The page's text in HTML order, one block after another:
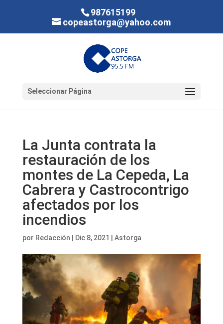
987615199
copeastorga@yahoo.com
Seleccionar Página
La Junta contrata la
restauración de los
montes de La Cepeda, La
Cabrera y Castrocontrigo
afectados por los
incendios
por Redacción Dic 8, 2021 Astorga